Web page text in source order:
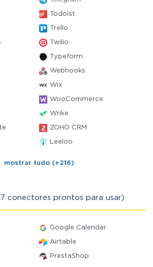
Todoist
Trello
Twilio
Typeform
Webhooks
Wix
WooCommerce
Wrike
ZOHO CRM
Leeloo
mostrar tudo (+216)
conectores prontos para usar)
Google Calendar
Airtable
PrestaShop